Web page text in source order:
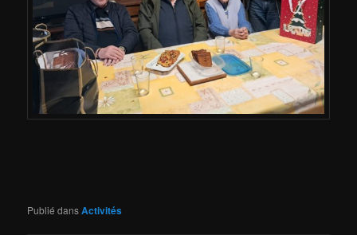
Publié dansActivités